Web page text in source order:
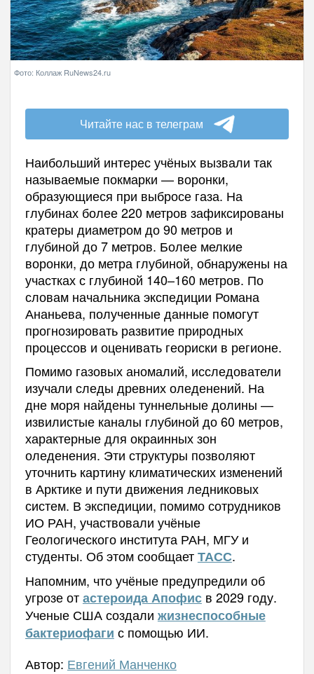
Фото: Коллаж RuNews24.ru
Читайте нас в телеграм
Наибольший интерес учёных вызвали так
называемые покмарки — воронки,
образующиеся при выбросе газа. На
глубинах более 220 метров зафиксированы
кратеры диаметром до 90 метров и
глубиной до 7 метров. Более мелкие
воронки, до метра глубиной, обнаружены на
участках с глубиной 140–160 метров. По
словам начальника экспедиции Романа
Ананьева, полученные данные помогут
прогнозировать развитие природных
процессов и оценивать геориски в регионе.
Помимо газовых аномалий, исследователи
изучали следы древних оледенений. На
дне моря найдены туннельные долины —
извилистые каналы глубиной до 60 метров,
характерные для окраинных зон
оледенения. Эти структуры позволяют
уточнить картину климатических изменений
в Арктике и пути движения ледниковых
систем. В экспедиции, помимо сотрудников
ИО РАН, участвовали учёные
Геологического института РАН, МГУ и
студенты. Об этом сообщаетТАСС.
Напомним, что учёные предупредили об
угрозе отастероида Апофисв 2029 году.
Ученые США создали жизнеспособные
бактериофаги с помощью ИИ.
Автор: Евгений Манченко